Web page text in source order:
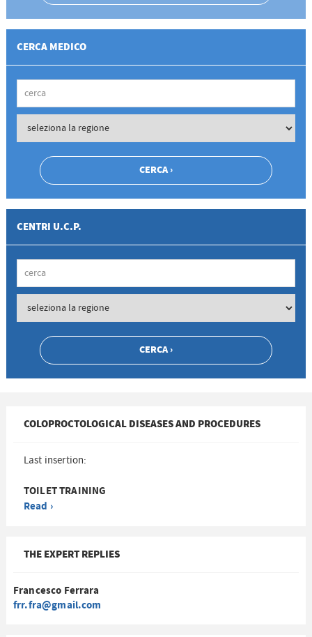
CERCA MEDICO
CENTRI U.C.P.
COLOPROCTOLOGICAL DISEASES AND PROCEDURES
Last insertion:
TOILET TRAINING
Read ›
THE EXPERT REPLIES
Francesco Ferrara
frr.fra@gmail.com